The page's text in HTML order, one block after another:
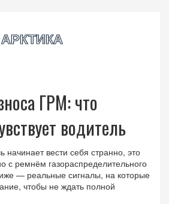
ГРМ: что
водитель
начинает вести себя странно, это
с ремнём газораспределительного
— реальные сигналы, на которые
чтобы не ждать полной